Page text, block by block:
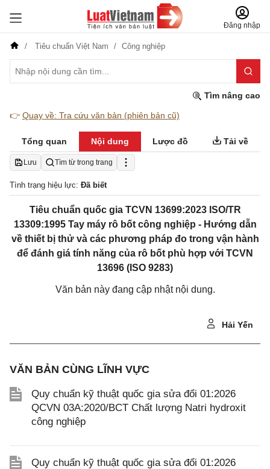
Đăng nhập
Tiêu chuẩn Việt Nam Công nghiệp
Tìm nâng cao
👉 Quay về: Tra cứu văn bản (phiên bản cũ)
Tổng quan Nội dung Lược đồ Tải về
Lưu Tìm từ trong trang
Tình trạng hiệu lực: Đã biết
Tiêu chuẩn quốc gia TCVN 13699:2023 ISO/TR
13309:1995 Tay máy rô bốt công nghiệp - Hướng dẫn
về thiết bị thử và các phương pháp đo trong vận hành
để đánh giá tính năng của rô bốt phù hợp với TCVN
13696 (ISO 9283)
Văn bản này đang cập nhật nội dung.
Hải Yến
VĂN BẢN CÙNG LĨNH VỰC
Quy chuẩn kỹ thuật quốc gia sửa đổi 01:2026
QCVN 03A:2020/BCT Chất lượng Natri hydroxit
công nghiệp
Quy chuẩn kỹ thuật quốc gia sửa đổi 01:2026